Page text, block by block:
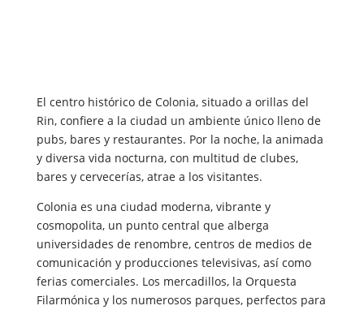
El centro histórico de Colonia, situado a orillas del
Rin, confiere a la ciudad un ambiente único lleno de
pubs, bares y restaurantes. Por la noche, la animada
y diversa vida nocturna, con multitud de clubes,
bares y cervecerías, atrae a los visitantes.
Colonia es una ciudad moderna, vibrante y
cosmopolita, un punto central que alberga
universidades de renombre, centros de medios de
comunicación y producciones televisivas, así como
ferias comerciales. Los mercadillos, la Orquesta
Filarmónica y los numerosos parques, perfectos para